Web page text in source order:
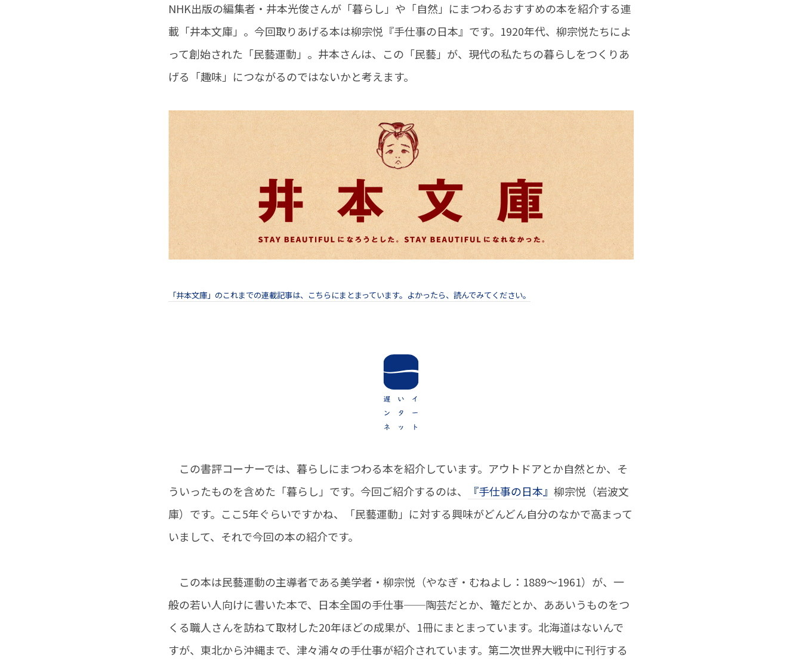
NHK出版の編集者・井本光俊さんが「暮らし」や「自然」にまつわるおすすめの本を紹介する連
載「井本文庫」。今回取りあげる本は柳宗悦『手仕事の日本』です。1920年代、柳宗悦たちによ
って創始された「民藝運動」。井本さんは、この「民藝」が、現代の私たちの暮らしをつくりあ
げる「趣味」につながるのではないかと考えます。
「井本文庫」のこれまでの連載記事は、こちらにまとまっています。よかったら、読んでみてください。
この書評コーナーでは、暮らしにまつわる本を紹介しています。アウトドアとか自然とか、そ
ういったものを含めた「暮らし」です。今回ご紹介するのは、
『手仕事の日本』 柳宗悦（岩波文
庫）です。ここ5年ぐらいですかね、「民藝運動」に対する興味がどんどん自分のなかで高まって
いまして、それで今回の本の紹介です。
この本は民藝運動の主導者である美学者・柳宗悦（やなぎ・むねよし：1889～1961）が、一
般の若い人向けに書いた本で、日本全国の手仕事──陶芸だとか、篭だとか、ああいうものをつ
くる職人さんを訪ねて取材した20年ほどの成果が、1冊にまとまっています。北海道はないんで
すが、東北から沖縄まで、津々浦々の手仕事が紹介されています。第二次世界大戦中に刊行する